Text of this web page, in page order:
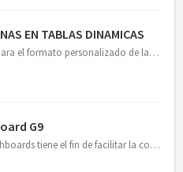
EN TABLAS DINAMICAS
La alineación se encuentra para el formato personalizado de las columnas de tablas dinámicas en el diseñador y en el EAS. Seleccionamos la columna de la...
G9
La aplicación KPIOnline Dashboards tiene el fin de facilitar la consulta de escenarios desde una aplicación para dispositivos móviles. Requerimientos mí...